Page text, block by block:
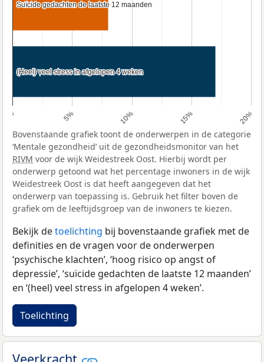
0% 5% 10% 15% 20%
Suïcide gedachten de laatste 12 maanden
Suïcide gedachten de laatste 12 maanden
(Heel) veel stress in afgelopen 4 weken
(Heel) veel stress in afgelopen 4 weken
Bovenstaande grafiek toont de onderwerpen in de categorie
‘Mentale gezondheid’ uit de gezondheidsmonitor van het
RIVM voor de wijk Weidestreek Oost. Hierbij wordt per
onderwerp getoond wat het percentage inwoners in de wijk
Weidestreek Oost is dat heeft aangegeven dat het
onderwerp van toepassing is. Gebruik het filter boven de
grafiek om de leeftijdsgroep van de inwoners te kiezen.
Bekijk detoelichting bij bovenstaande grafiek met de
definities en de vragen voor de onderwerpen
‘psychische klachten’, ‘hoog risico op angst of
depressie’, ‘suïcide gedachten de laatste 12 maanden’
en ‘(heel) veel stress in afgelopen 4 weken’.
Toelichting